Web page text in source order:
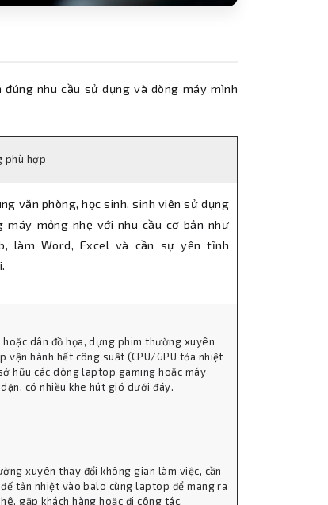
nhu cầu sử dụng và dòng máy mình
phù hợp
văn phòng, học sinh, sinh viên sử dụng
máy mỏng nhẹ với nhu cầu cơ bản như
làm Word, Excel và cần sự yên tĩnh
hoặc dân đồ họa, dựng phim thường xuyên
vận hành hết công suất (CPU/GPU tỏa nhiệt
hữu các dòng laptop gaming hoặc máy
có nhiều khe hút gió dưới đáy.
xuyên thay đổi không gian làm việc, cần
tản nhiệt vào balo cùng laptop để mang ra
gặp khách hàng hoặc đi công tác.